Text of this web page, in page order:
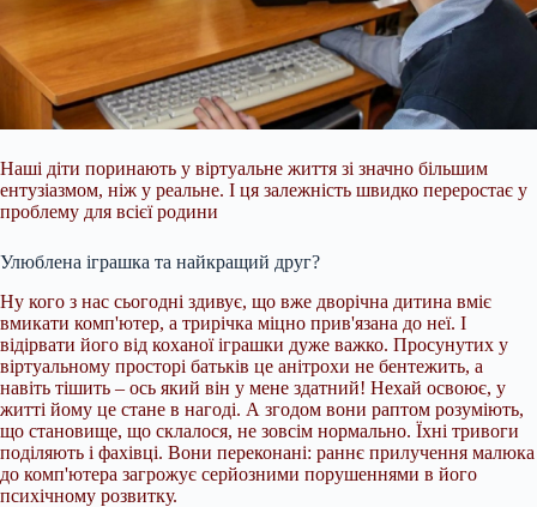
Наші діти поринають у віртуальне життя зі значно більшим
ентузіазмом, ніж у реальне. І ця залежність швидко переростає у
проблему для всієї родини
Улюблена іграшка та найкращий друг?
Ну кого з нас сьогодні здивує, що вже дворічна дитина вміє
вмикати комп'ютер, а трирічка міцно прив'язана до неї. І
відірвати його від коханої іграшки дуже важко. Просунутих у
віртуальному просторі батьків це анітрохи не бентежить, а
навіть тішить – ось який він у мене здатний! Нехай освоює, у
житті йому це стане в нагоді. А згодом вони раптом розуміють,
що становище, що склалося, не зовсім нормально. Їхні тривоги
поділяють і фахівці. Вони переконані: раннє прилучення малюка
до комп'ютера загрожує серйозними порушеннями в його
психічному розвитку.